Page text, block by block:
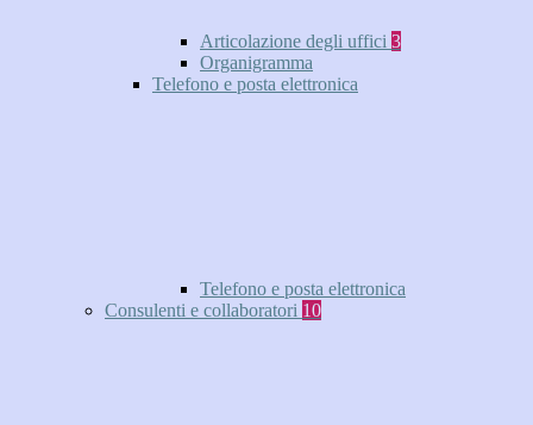
Articolazione degli uffici 3
Organigramma
Telefono e posta elettronica
Telefono e posta elettronica
Consulenti e collaboratori 10